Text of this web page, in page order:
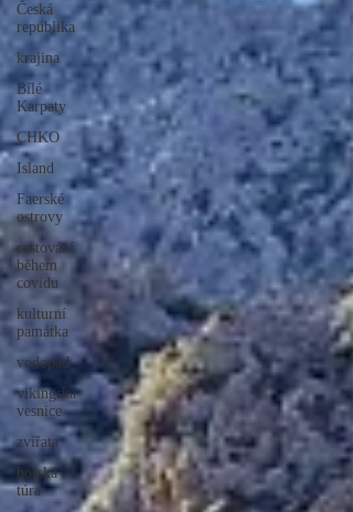
Česká
republika
krajina
Bílé
Karpaty
CHKO
Island
Faerské
ostrovy
cestování
během
covidu
kulturní
památka
vodopád
vikingská
vesnice
zvířata
horská
túra